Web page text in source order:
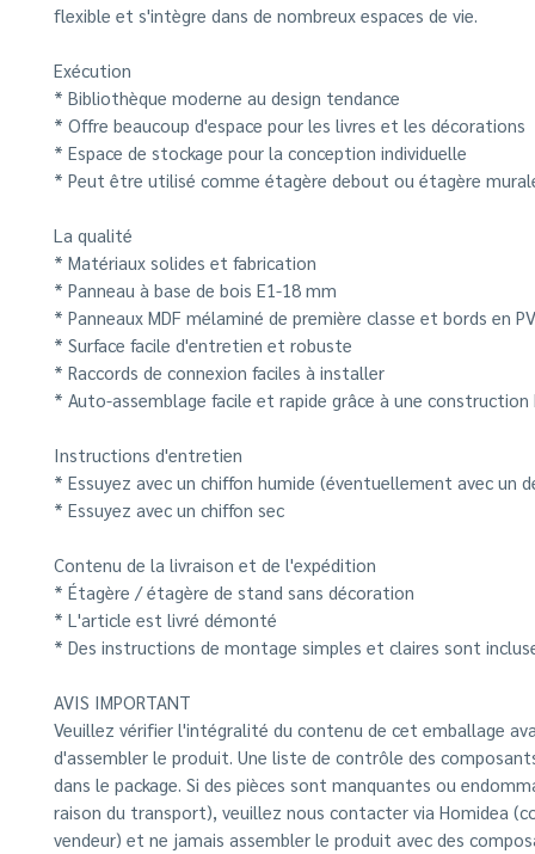
flexible et s'intègre dans de nombreux espaces de vie.
Exécution
* Bibliothèque moderne au design tendance
* Offre beaucoup d'espace pour les livres et les décorations
* Espace de stockage pour la conception individuelle
* Peut être utilisé comme étagère debout ou étagère
La qualité
* Matériaux solides et fabrication
* Panneau à base de bois E1-18 mm
* Panneaux MDF mélaminé de première classe et bords en
* Surface facile d'entretien et robuste
* Raccords de connexion faciles à installer
* Auto-assemblage facile et rapide grâce à une construction
Instructions d'entretien
* Essuyez avec un chiffon humide (éventuellement avec un
* Essuyez avec un chiffon sec
Contenu de la livraison et de l'expédition
* Étagère / étagère de stand sans décoration
* L'article est livré démonté
* Des instructions de montage simples et claires sont
AVIS IMPORTANT
Veuillez vérifier l'intégralité du contenu de cet emballage
d'assembler le produit. Une liste de contrôle des
dans le package. Si des pièces sont manquantes ou
raison du transport), veuillez nous contacter via Homidea
vendeur) et ne jamais assembler le produit avec des